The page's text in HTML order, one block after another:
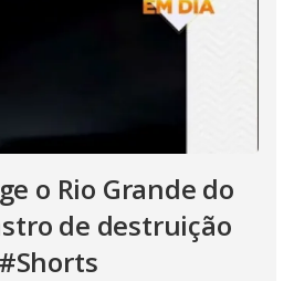
o Rio Grande do
de destruição